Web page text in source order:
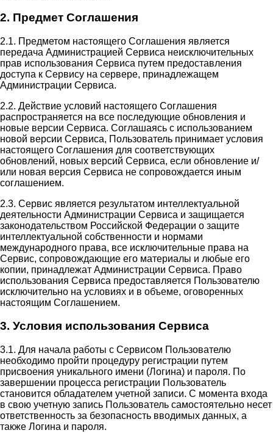
2. Предмет Соглашения
2.1. Предметом настоящего Соглашения является
передача Администрацией Сервиса неисключительных
прав использования Сервиса путем предоставления
доступа к Сервису на сервере, принадлежащем
Администрации Сервиса.
2.2. Действие условий настоящего Соглашения
распространяется на все последующие обновления и
новые версии Сервиса. Соглашаясь с использованием
новой версии Сервиса, Пользователь принимает условия
настоящего Соглашения для соответствующих
обновлений, новых версий Сервиса, если обновление и/
или новая версия Сервиса не сопровождается иным
соглашением.
2.3. Сервис является результатом интеллектуальной
деятельности Администрации Сервиса и защищается
законодательством Российской Федерации о защите
интеллектуальной собственности и нормами
международного права, все исключительные права на
Сервис, сопровождающие его материалы и любые его
копии, принадлежат Администрации Сервиса. Право
использования Сервиса предоставляется Пользователю
исключительно на условиях и в объеме, оговоренных
настоящим Соглашением.
3. Условия использования Сервиса
3.1. Для начала работы с Сервисом Пользователю
необходимо пройти процедуру регистрации путем
присвоения уникального имени (Логина) и пароля. По
завершении процесса регистрации Пользователь
становится обладателем учетной записи. С момента входа
в свою учетную запись Пользователь самостоятельно несет
ответственность за безопасность вводимых данных, а
также Логина и пароля.